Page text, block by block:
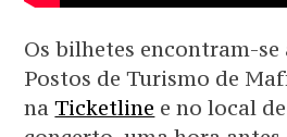
Os bilhetes encontram-se
Postos de Turismo de
naTicketline e no local